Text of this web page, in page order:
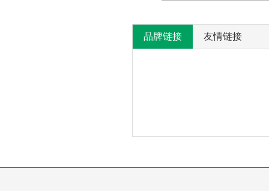
品牌链接 友情链接